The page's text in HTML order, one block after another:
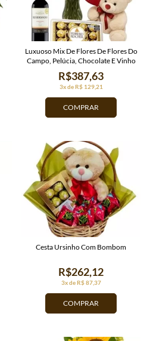
COMPRAR
3x de R$ 129,21
R$387,63
Luxuoso Mix De Flores De Flores Do
Campo, Pelúcia, Chocolate E Vinho
COMPRAR
3x de R$ 87,37
R$262,12
Cesta Ursinho Com Bombom